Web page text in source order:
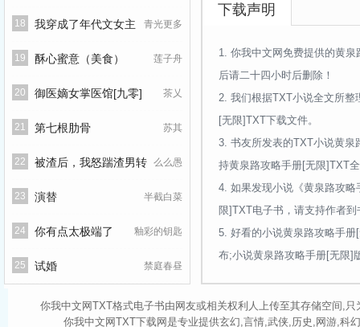
18 青光更多
我穿成了年代文女主
的炮灰恶婆婆
19 莲子舟
酥心蜜意（美食）
20 茶乂
御医嫡女掌医馆[九零]
21 苏其
第七根肋骨
22 么么愚
被渣后，我怒踹渣男转
投王爷怀抱
23 半截白菜
演替
24 釉彩的钥匙
你有点太极端了
25 禁庭春昼
试婚
弹幕卡住：不是，你不
副本三：升级副本，多
时停煜目光坚定：好久不
众多玩家：不是吧，大哥
死亡人数越来越多，时停
其实钥匙是假的，团结
时停煜满意地点开弹幕
直播观众从(?ì _ í?)到
质疑时停煜，理解他，
为什么要如此努力的过副本
大人席墨。
第一印象：金主大人很
——————
下载声明
1. 你我中文网免费提供的黄
后请二十四小时后删除！
2. 我们根据TXT小说全文所整
[无限]TXT下载文件。
3. 书友所发表的TXT小说黄
持黄泉路攻略手册[无限]TXT
4. 如果发现小说《黄泉路攻
限]TXT电子书，请支持作者
5. 好看的小说黄泉路攻略手
布;小说黄泉路攻略手册[无限]
你我中文网TXT格式电子书由网友或相关权利人上传至其存储空间,
你我中文网TXT下载网是专业提供玄幻,言情,武侠,历史,网游,科